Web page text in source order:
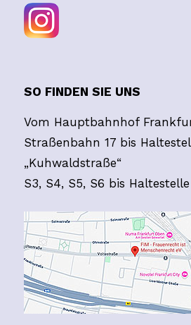
SO FINDEN SIE UNS
Vom Hauptbahnhof
Straßenbahn 17 bis
„Kuhwaldstraße“
S3, S4, S5, S6 bis